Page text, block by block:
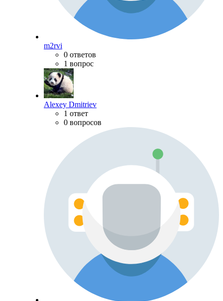
m2rvi
0 ответов
1 вопрос
Alexey Dmitriev
1 ответ
0 вопросов